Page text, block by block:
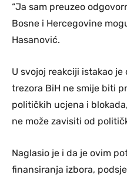
“Ja sam preuzeo
Bosne i Hercegovine
Hasanović.
U svojoj reakciji istakao
trezora BiH ne smije biti
političkih ucjena i
ne može zavisiti od
Naglasio je i da je ovim
finansiranja izbora,